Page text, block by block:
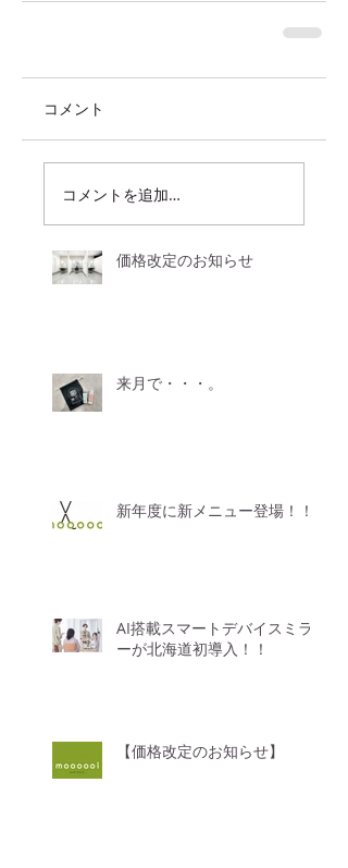
コメント
コメントを追加…
価格改定のお知らせ
来月で・・・。
新年度に新メニュー登場！！
AI搭載スマートデバイスミラ
ーが北海道初導入！！
【価格改定のお知らせ】